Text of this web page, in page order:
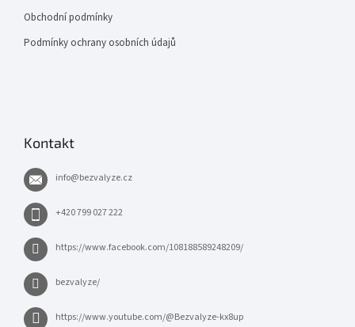
Obchodní podmínky
Podmínky ochrany osobních údajů
Kontakt
info@bezvalyze.cz
+420 799 027 222
https://www.facebook.com/108188589248209/
bezvalyze/
https://www.youtube.com/@Bezvalyze-kx8up